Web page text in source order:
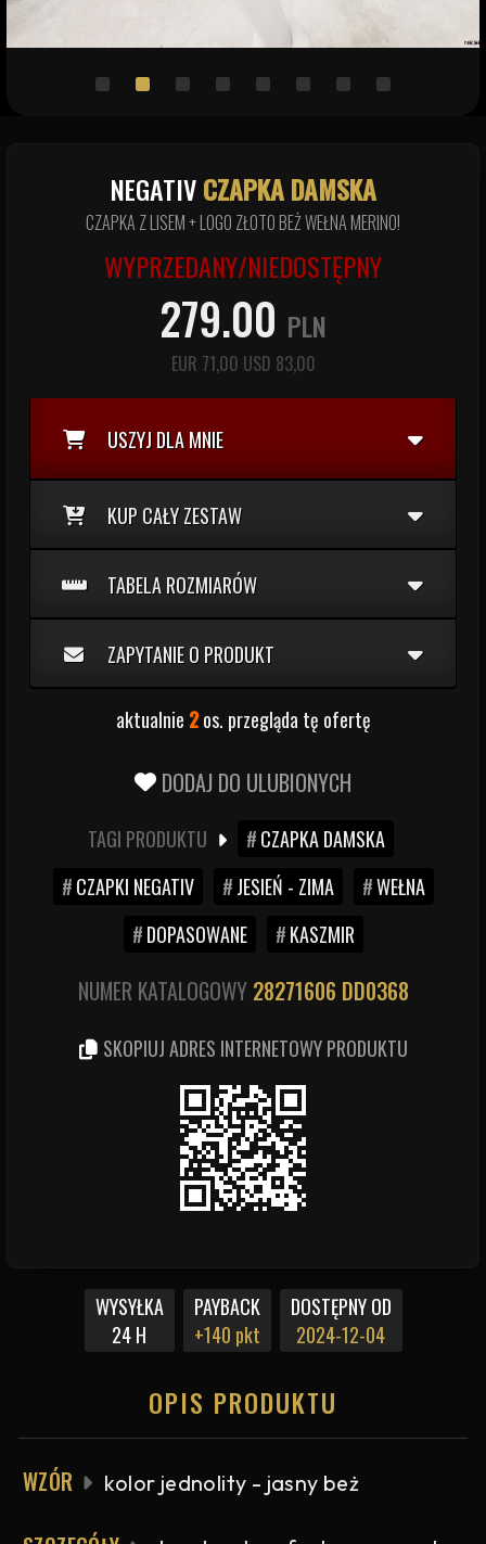
WYSYŁKA
24 H
PAYBACK
+140 pkt
DOSTĘPNY OD
2024-12-04
OPIS PRODUKTU
WZÓR kolor jednolity - jasny beż
NEGATIVCZAPKA DAMSKA
CZAPKA Z LISEM + LOGO ZŁOTO BEŻ WEŁNA MERINO!
WYPRZEDANY/NIEDOSTĘPNY
279.00 PLN
EUR 71,00 USD 83,00
USZYJ DLA MNIE
KUP CAŁY ZESTAW
TABELA ROZMIARÓW
ZAPYTANIE O PRODUKT
aktualnie 2os. przegląda tę ofertę
DODAJ DO ULUBIONYCH
TAGI PRODUKTU
CZAPKA DAMSKA
CZAPKI NEGATIV
JESIEŃ - ZIMA
WEŁNA
DOPASOWANE
KASZMIR
NUMER KATALOGOWY 28271606 DD0368
SKOPIUJ ADRES INTERNETOWY PRODUKTU